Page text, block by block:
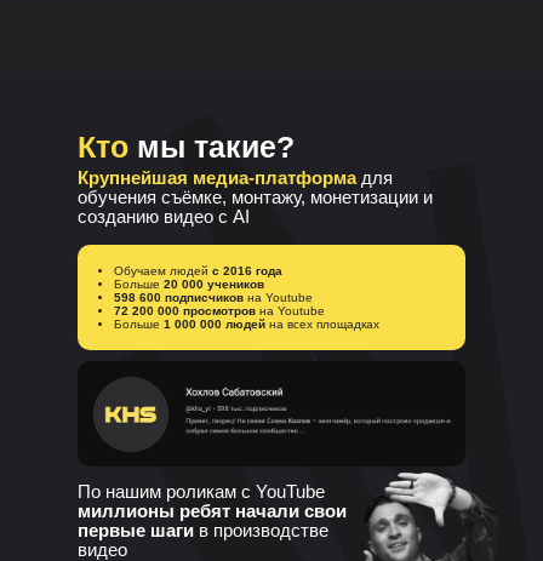
Кто мы такие?
Крупнейшая медиа-платформадля
обучения съёмке, монтажу, монетизации и
созданию видео с AI
По нашим роликам с YouTube
миллионы ребят начали свои
первые шаги в производстве
видео
Обучаем людей с 2016 года
Больше 20 000 учеников
598 600 подписчиков на Youtube
72 200 000 просмотров на Youtube
Больше 1 000 000 людей на всех площадках